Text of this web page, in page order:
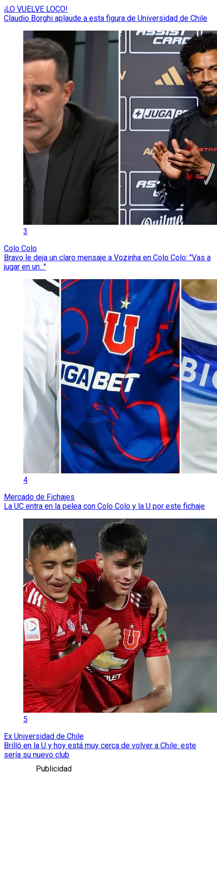
¡LO VUELVE LOCO!
Claudio Borghi aplaude a esta figura de Universidad de Chile
3
Colo Colo
Bravo le deja un claro mensaje a Vozinha en Colo Colo: "Vas a
jugar en un..."
4
Mercado de Fichajes
La UC entra en la pelea con Colo Colo y la U por este fichaje
5
Ex Universidad de Chile
Brilló en la U y hoy está muy cerca de volver a Chile: este
sería su nuevo club
Publicidad